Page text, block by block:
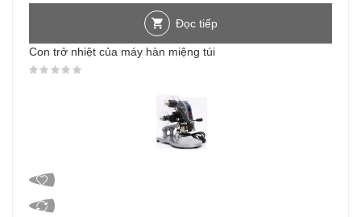
Đọc tiếp
Con trở nhiệt của máy hàn miệng túi